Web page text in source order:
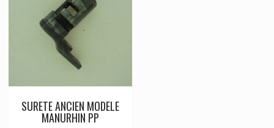
SURETE ANCIEN MODELE
MANURHIN PP